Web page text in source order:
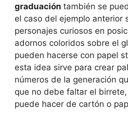
graduación también se
el caso del ejemplo anterior
personajes curiosos en
adornos coloridos sobre el
pueden hacerse con papel
esta idea sirve para crear
números de la generación
que no debe faltar el
puede hacer de cartón o